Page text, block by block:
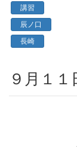
講習
辰ノ口
長崎
９月１